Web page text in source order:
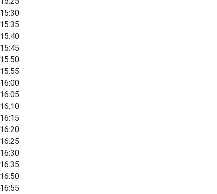
15:30
15:35
15:40
15:45
15:50
15:55
16:00
16:05
16:10
16:15
16:20
16:25
16:30
16:35
16:50
16:55